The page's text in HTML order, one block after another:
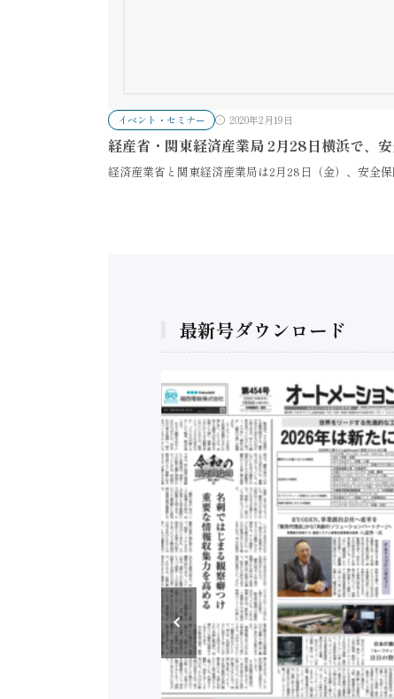
イベント・セミナー 2020年2月19日
経産省・関東経済産業局 2月28日横浜で、
経済産業省と関東経済産業局は2月28日（金）、安全
最新号ダウンロード